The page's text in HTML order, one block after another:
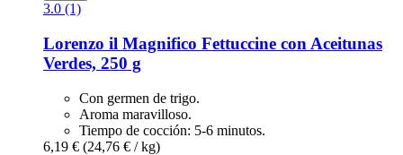
3.0 (1)
Lorenzo il Magnifico Fettuccine con Aceitunas
Verdes, 250 g
Con germen de trigo.
Aroma maravilloso.
Tiempo de cocción: 5-6 minutos.
6,19 € (24,76 € / kg)